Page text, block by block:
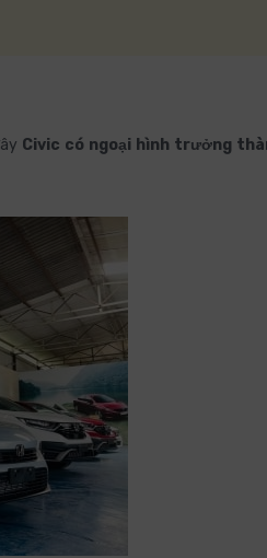
Civic có ngoại hình trưởng